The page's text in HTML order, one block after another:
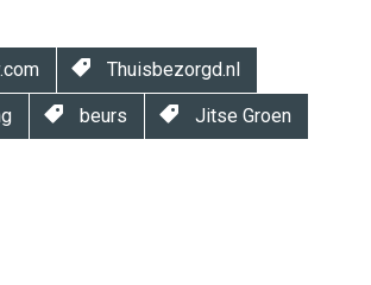
Thuisbezorgd.nl
beurs Jitse Groen